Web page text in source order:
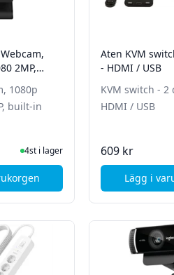
- 1st
2MP,
1080p
built-in
I Lager4st i lager
Deltaco W-100 Webcam, 1080p
Aten KVM
- HDMI / USB
KVM switch - 2
HDMI / USB
609 kr
Lägg i ,